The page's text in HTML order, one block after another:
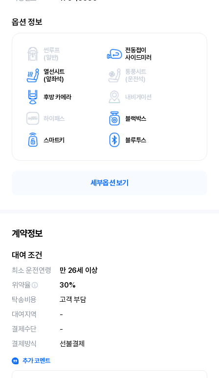
옵션 정보
썬루프
(일반)
전동접이
사이드미러
열선시트
(앞좌석)
통풍시트
(운전석)
후방 카메라 내비게이션
하이패스 블랙박스
스마트키 블루투스
세부옵션 보기
계약정보
대여 조건
최소 운전연령
만 26세 이상
위약율
30%
탁송비용
고객 부담
대여지역
-
결제수단
-
결제방식
선불결제
추가 코멘트